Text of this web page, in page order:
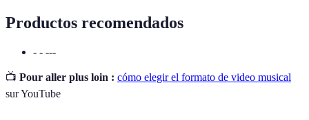
Productos recomendados
- - ---
📺 Pour aller plus loin : cómo elegir el formato de video musical
sur YouTube